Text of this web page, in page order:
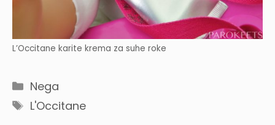
L’Occitane karite krema za suhe roke
Categories
Nega
Tags
L'Occitane